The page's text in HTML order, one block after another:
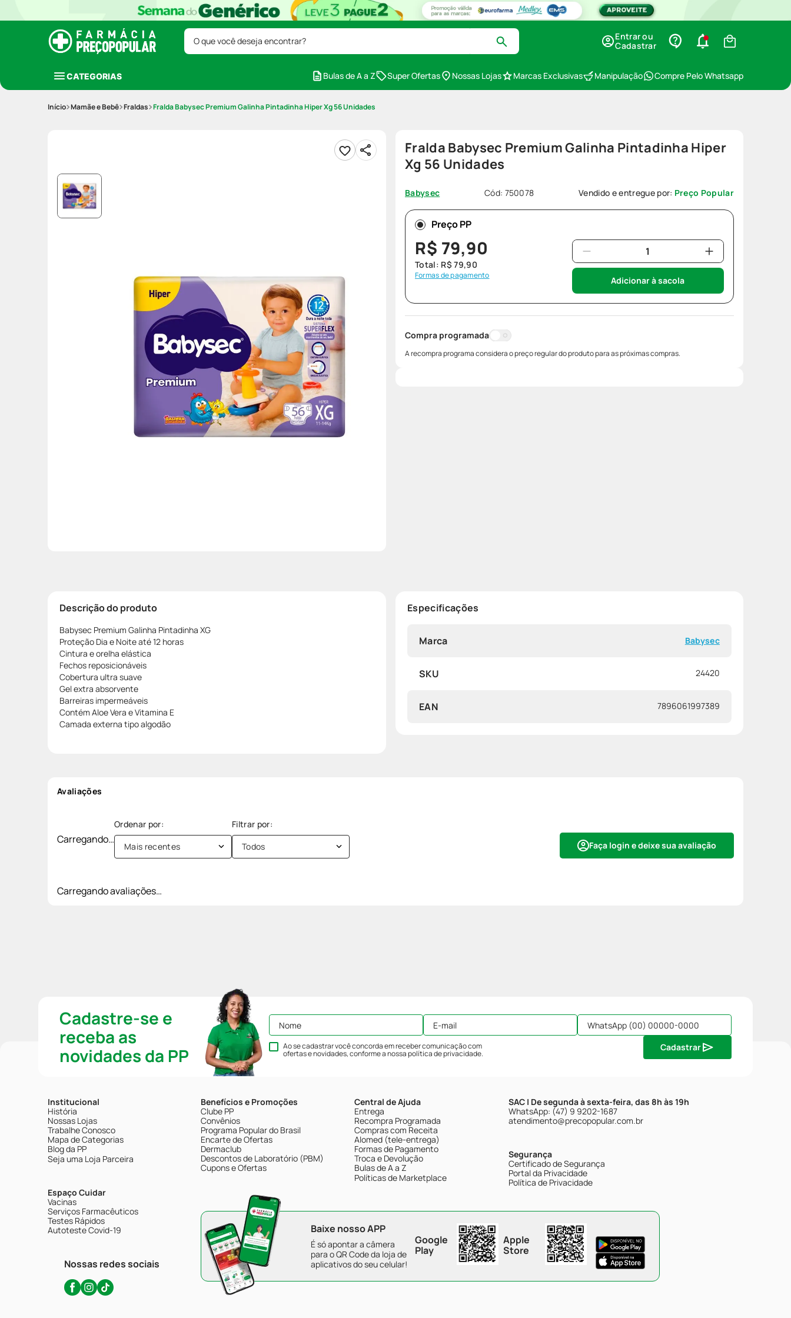
O que você deseja encontrar?
Entrar ou
Cadastrar
CATEGORIAS Bulas de A a Z Super Ofertas Nossas Lojas Marcas Exclusivas Manipulação Compre Pelo Whatsapp
Mamãe e Bebê Fraldas Fralda Babysec Premium Galinha Pintadinha Hiper Xg 56 Unidades
Fralda Babysec Premium Galinha Pintadinha Hiper
Xg 56 Unidades
Babysec Cód: 750078 Vendido e entregue por: Preço Popular
Preço PP
R$ 79,90
Total: R$ 79,90
Formas de pagamento Adicionar à sacola
Compra programada
A recompra programa considera o preço regular do produto para as próximas compras.
Descrição do produto
Babysec Premium Galinha Pintadinha XG
Proteção Dia e Noite até 12 horas
Cintura e orelha elástica
Fechos reposicionáveis
Cobertura ultra suave
Gel extra absorvente
Barreiras impermeáveis
Contém Aloe Vera e Vitamina E
Camada externa tipo algodão
Especificações
Marca Babysec
SKU 24420
EAN 7896061997389
Avaliações
Carregando… Faça login e deixe sua avaliação
Mais recentes Todos
Carregando avaliações…
Cadastre-se e
receba as
novidades da PP
Ao se cadastrar você concorda em receber comunicação com
ofertas e novidades, conforme a nossapolítica de privacidade.
Cadastrar
Institucional
História
Nossas Lojas
Trabalhe Conosco
Mapa de Categorias
Blog da PP
Seja uma Loja Parceira
Espaço Cuidar
Vacinas
Serviços Farmacêuticos
Testes Rápidos
Autoteste Covid-19
Nossas redes sociais
Benefícios e Promoções
Clube PP
Convênios
Programa Popular do Brasil
Encarte de Ofertas
Dermaclub
Descontos de Laboratório (PBM)
Cupons e Ofertas
Central de Ajuda
Entrega
Recompra Programada
Compras com Receita
Alomed (tele-entrega)
Formas de Pagamento
Troca e Devolução
Bulas de A a Z
Políticas de Marketplace
SAC | De segunda à sexta-feira, das 8h às 19h
WhatsApp: (47) 9 9202-1687
atendimento@precopopular.com.br
Segurança
Certificado de Segurança
Portal da Privacidade
Política de Privacidade
Baixe nosso APP
É só apontar a câmera
para o QR Code da loja de
aplicativos do seu celular!
Google
Play
Apple
Store